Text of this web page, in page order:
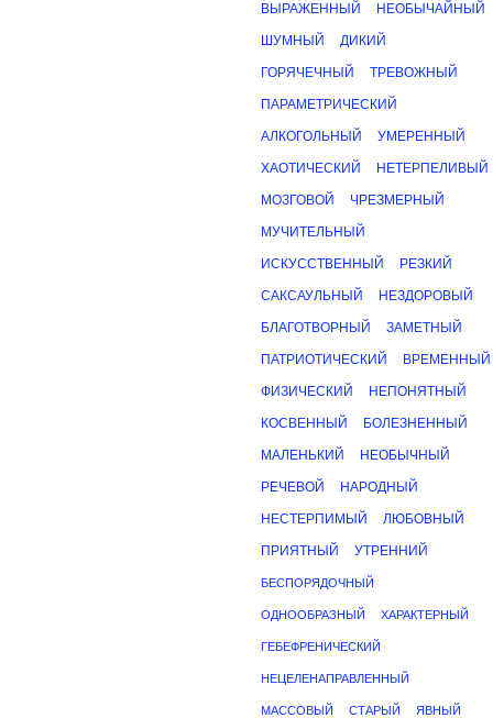
ВЫРАЖЕННЫЙ НЕОБЫЧАЙНЫЙ
ШУМНЫЙ ДИКИЙ
ГОРЯЧЕЧНЫЙ ТРЕВОЖНЫЙ
ПАРАМЕТРИЧЕСКИЙ
АЛКОГОЛЬНЫЙ УМЕРЕННЫЙ
ХАОТИЧЕСКИЙ НЕТЕРПЕЛИВЫЙ
МОЗГОВОЙ ЧРЕЗМЕРНЫЙ
МУЧИТЕЛЬНЫЙ
ИСКУССТВЕННЫЙ РЕЗКИЙ
САКСАУЛЬНЫЙ НЕЗДОРОВЫЙ
БЛАГОТВОРНЫЙ ЗАМЕТНЫЙ
ПАТРИОТИЧЕСКИЙ ВРЕМЕННЫЙ
ФИЗИЧЕСКИЙ НЕПОНЯТНЫЙ
КОСВЕННЫЙ БОЛЕЗНЕННЫЙ
МАЛЕНЬКИЙ НЕОБЫЧНЫЙ
РЕЧЕВОЙ НАРОДНЫЙ
НЕСТЕРПИМЫЙ ЛЮБОВНЫЙ
ПРИЯТНЫЙ УТРЕННИЙ
БЕСПОРЯДОЧНЫЙ
ОДНООБРАЗНЫЙ ХАРАКТЕРНЫЙ
ГЕБЕФРЕНИЧЕСКИЙ
НЕЦЕЛЕНАПРАВЛЕННЫЙ
МАССОВЫЙ СТАРЫЙ ЯВНЫЙ